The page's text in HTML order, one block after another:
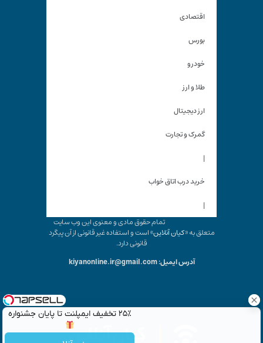
۲۵٪ تخفیف ایمپلنت تا پایان جشنواره
اقتصادی
بورس
خودرو
طلا و ارز
ارز دیجیتال
گمرک و تجارت
|
خرید درب اتاق خواب
|
تمام حقوق مادی و معنوی این وب سایت
متعلق به «کیان آنلاین» است و استفاده غیر قانونی از آن پیگرد
قانونی دارد.
آدرس ایمیل: kiyanonline.ir@gmail.com